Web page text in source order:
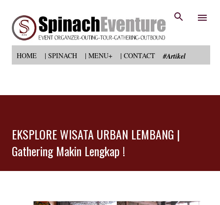
HOME | SPINACH | MENU+ | CONTACT #Artikel
EKSPLORE WISATA URBAN LEMBANG |
Gathering Makin Lengkap !